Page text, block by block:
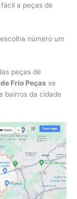
a peças de
número um
peças de
Frio Peças se
bairros da cidade